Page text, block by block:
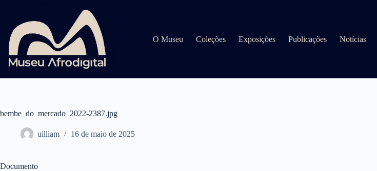
conteúdo
O Museu
Coleções Exposições Publicações Notícias
bembe_do_mercado_2022-2387.jpg
uilliam 16 de maio de 2025
Documento